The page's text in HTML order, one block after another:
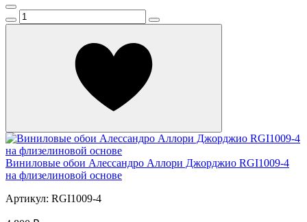
Виниловые обои Алессандро Аллори Джорджио RGI1009-4
на флизелиновой основе
Артикул: RGI1009-4